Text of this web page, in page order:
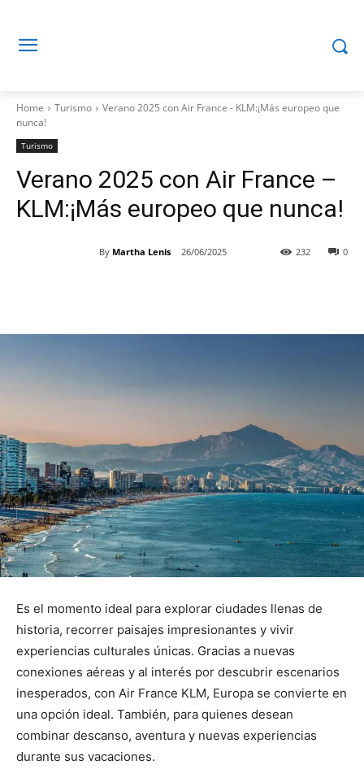
Home Turismo
Verano 2025 con Air France - KLM:¡Más europeo que
nunca!
Turismo
Verano 2025 con Air France –
KLM:¡Más europeo que nunca!
By Martha Lenis 26/06/2025 0
232
Es el momento ideal para explorar ciudades llenas de
historia, recorrer paisajes impresionantes y vivir
experiencias culturales únicas. Gracias a nuevas
conexiones aéreas y al interés por descubrir escenarios
inesperados, con Air France KLM, Europa se convierte en
una opción ideal. También, para quienes desean
combinar descanso, aventura y nuevas experiencias
durante sus vacaciones.